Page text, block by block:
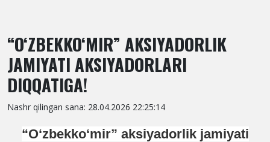
“O‘ZBEKKO‘MIR” AKSIYADORLIK
JAMIYATI AKSIYADORLARI
DIQQATIGA!
Nashr qilingan sana: 28.04.2026 22:25:14
“O‘zbekko‘mir” aksiyadorlik jamiyati